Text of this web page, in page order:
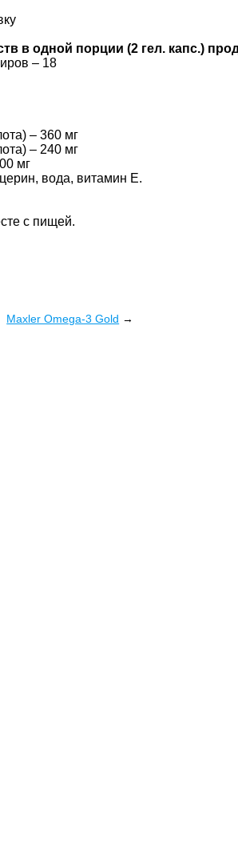
в одной порции (2 гел. капс.)
– 18
– 360 мг
– 240 мг
мг
вода, витамин Е.
с пищей.
Maxler Omega-3 Gold →